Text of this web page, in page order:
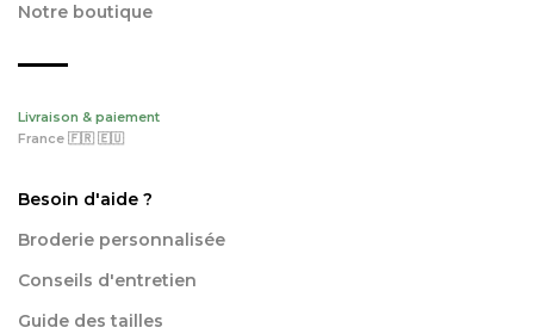
Notre boutique
Livraison & paiement
France 🇫🇷 🇪🇺
Besoin d'aide ?
Broderie personnalisée
Conseils d'entretien
Guide des tailles